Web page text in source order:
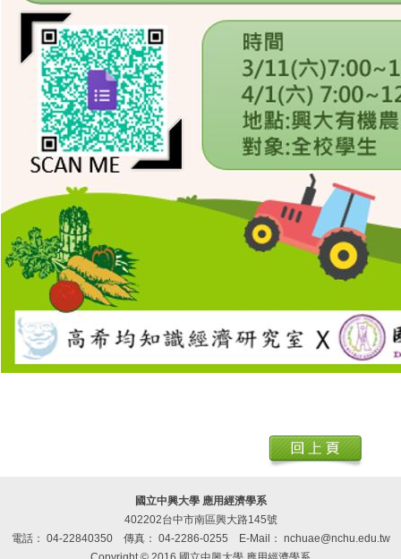
國立中興大學 應用經濟學系
402202台中市南區興大路145號
電話： 04-22840350
傳真： 04-2286-0255
E-Mail： nchuae@nchu.edu.tw